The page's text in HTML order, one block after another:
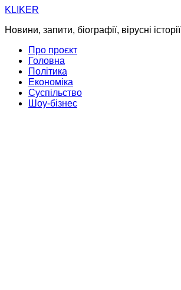
Skip
content
KLIKER
Новини, запити, біографії, вірусні історії
Про проєкт
Головна
Політика
Економіка
Суспільство
Шоу-бізнес